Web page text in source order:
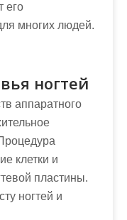
его
многих людей.
ногтей
аппаратного
клетки и
пластины.
ногтей и